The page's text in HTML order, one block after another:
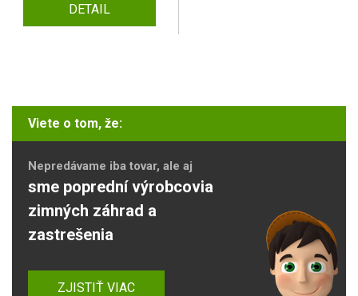
DETAIL
Viete o tom, že:
Nepredávame iba tovar, ale aj
sme poprední výrobcovia
zimných záhrad a
zastrešenia
ZJISTIŤ VIAC